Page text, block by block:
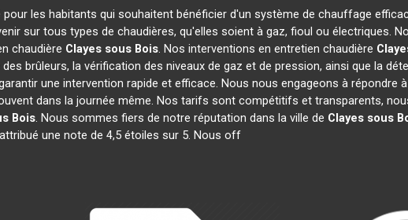
les habitants qui souhaitent bénéficier d'un système de chauffage
sur tous types de chaudières, qu'elles soient à gaz, fioul ou électriques.
chaudière Clayes sous Bois. Nos interventions en entretien chaudière
brûleurs, la vérification des niveaux de gaz et de pression, ainsi que la
une intervention rapide et efficace. Nous nous engageons à répondre
dans la journée même. Nos tarifs sont compétitifs et transparents,
Bois. Nous sommes fiers de notre réputation dans la ville de Clayes sous
une note de 4,5 étoiles sur 5. Nous off